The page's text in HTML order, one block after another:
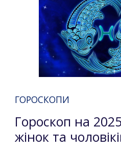
ГОРОСКОПИ
Гороскоп на
жінок та